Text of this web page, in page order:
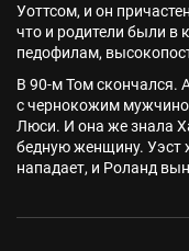
Уоттсом, и он
что и родители были в
педофилам,
В 90-м Том скончался.
с чернокожим
Люси. И она же знала
бедную женщину. Уэст
нападает, и Роланд